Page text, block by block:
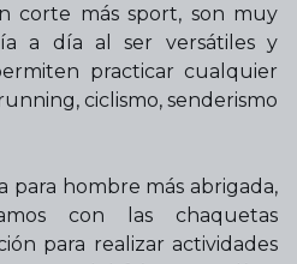
corte más sport, son muy
a día al ser versátiles y
practicar cualquier
ciclismo, senderismo
para hombre más abrigada,
con las chaquetas
para realizar actividades